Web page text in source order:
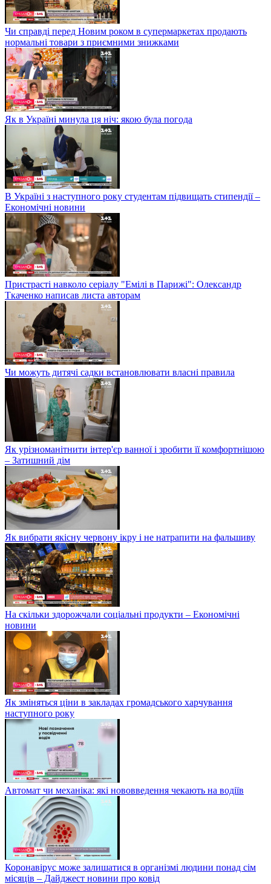
Чи справді перед Новим роком в супермаркетах продають
нормальні товари з приємними знижками
Як в Україні минула ця ніч: якою була погода
В Україні з наступного року студентам підвищать стипендії –
Економічні новини
Пристрасті навколо серіалу "Емілі в Парижі": Олександр
Ткаченко написав листа авторам
Чи можуть дитячі садки встановлювати власні правила
Як урізноманітнити інтер'єр ванної і зробити її комфортнішою
– Затишний дім
Як вибрати якісну червону ікру і не натрапити на фальшиву
На скільки здорожчали соціальні продукти – Економічні
новини
Як зміняться ціни в закладах громадського харчування
наступного року
Автомат чи механіка: які нововведення чекають на водіїв
Коронавірус може залишатися в організмі людини понад сім
місяців – Дайджест новини про ковід